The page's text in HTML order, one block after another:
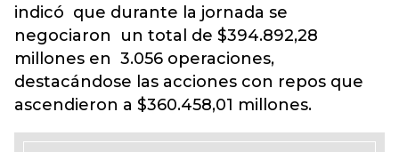
indicó que durante la jornada se
negociaron un total de $394.892,28
millones en 3.056 operaciones,
destacándose las acciones con repos que
ascendieron a $360.458,01 millones.